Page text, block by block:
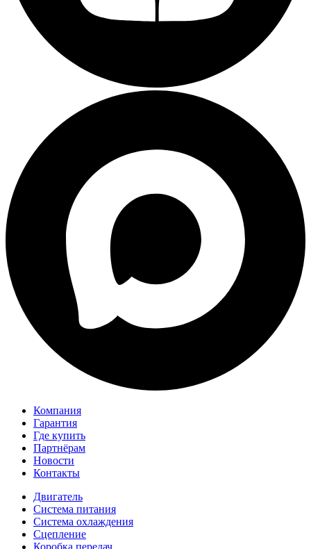
Компания
Гарантия
Где купить
Партнёрам
Новости
Контакты
Двигатель
Система питания
Система охлаждения
Сцепление